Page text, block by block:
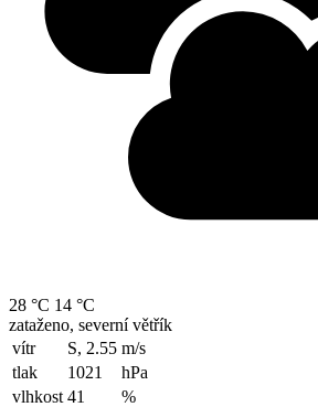
28 °C 14 °C
zataženo, severní větřík
vítr
S, 2.55 m/s
tlak
1021
hPa
vlhkost 41 %